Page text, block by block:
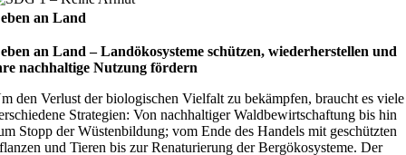
an Land
an Land – Lan­d­öko­sys­teme schüt­zen, wie­der­her­stel­len und
nach­hal­tige Nut­zung för­dern
den Verlust der biologischen Vielfalt zu bekämpfen, braucht es viele
Strategien: Von nachhaltiger Waldbewirtschaftung bis hin
Stopp der Wüstenbildung; vom Ende des Handels mit geschützten
und Tieren bis zur Renaturierung der Bergökosysteme. Der